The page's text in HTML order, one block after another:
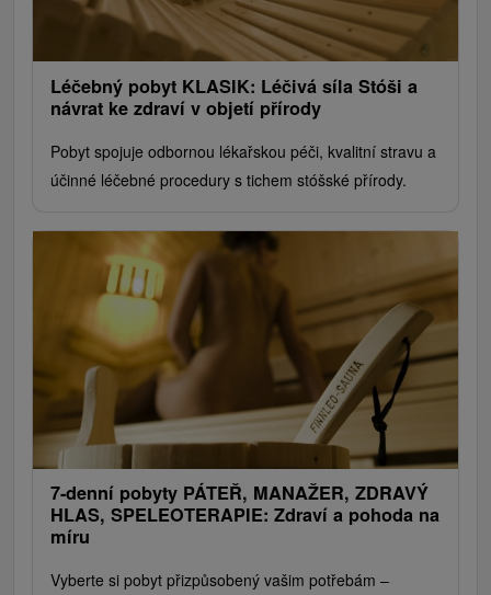
Léčebný pobyt KLASIK: Léčivá síla Stóši a
návrat ke zdraví v objetí přírody
Pobyt spojuje odbornou lékařskou péči, kvalitní stravu a
účinné léčebné procedury s tichem stóšské přírody.
7-denní pobyty PÁTEŘ, MANAŽER, ZDRAVÝ
HLAS, SPELEOTERAPIE: Zdraví a pohoda na
míru
Vyberte si pobyt přizpůsobený vašim potřebám –